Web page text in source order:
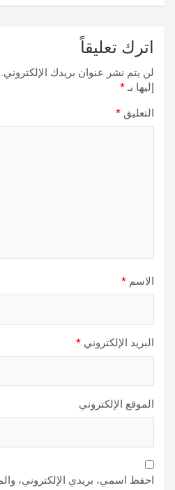
اترك تعليقاً
لن يتم نشر عنوان بريدك الإلكتروني.
إليها بـ*
التعليق *
الاسم *
البريد الإلكتروني *
الموقع الإلكتروني
احفظ اسمي، بريدي الإلكتروني،